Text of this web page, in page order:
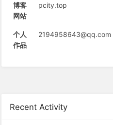
Recent Activity
博客
网站
pcity.top
个人
作品
2194958643@qq.com